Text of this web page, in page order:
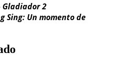
Gladiador 2
Sing: Un momento de